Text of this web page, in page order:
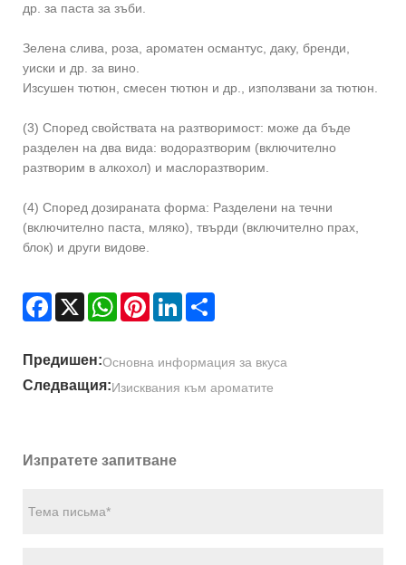
др. за паста за зъби.
Зелена слива, роза, ароматен османтус, даку, бренди,
уиски и др. за вино.
Изсушен тютюн, смесен тютюн и др., използвани за тютюн.
(3) Според свойствата на разтворимост: може да бъде
разделен на два вида: водоразтворим (включително
разтворим в алкохол) и маслоразтворим.
(4) Според дозираната форма: Разделени на течни
(включително паста, мляко), твърди (включително прах,
блок) и други видове.
Facebook
X WhatsAppPinterestLinkedIn
Предишен:Основна информация за вкуса
Следващия:Изисквания към ароматите
Изпратете запитване